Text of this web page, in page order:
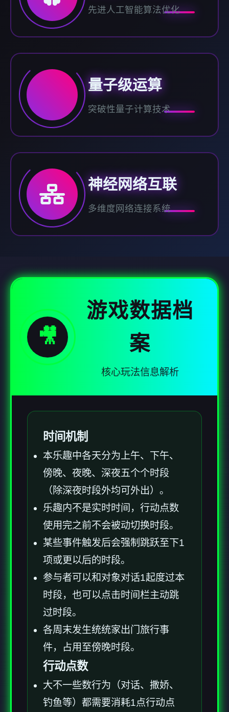
先进人工智能算法优化
量子级运算
突破性量子计算技术
神经网络互联
多维度网络连接系统
🎥
游戏数据档
案
核心玩法信息解析
时间机制
本乐趣中各天分为上午、下午、
傍晚、夜晚、深夜五个个时段
（除深夜时段外均可外出）。
乐趣内不是实时时间，行动点数
使用完之前不会被动切换时段。
某些事件触发后会强制跳跃至下1
项或更以后的时段。
参与者可以和对象对话1起度过本
时段，也可以点击时间栏主动跳
过时段。
各周末发生统统家出门旅行事
件，占用至傍晚时段。
行动点数
大不一些数行为（对话、撒娇、
钓鱼等）都需要消耗1点行动点